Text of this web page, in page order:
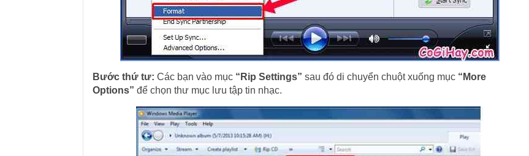
Bước thứ tư: Các bạn vào mục “Rip Settings” sau đó di chuyển chuột xuống mục “More
Options” để chọn thư mục lưu tập tin nhạc.